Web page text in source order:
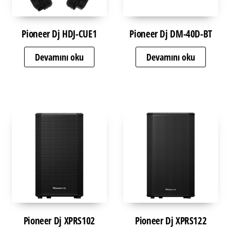
Pioneer Dj HDJ-CUE1
Devamını oku
Pioneer Dj DM-40D-BT
Devamını oku
Pioneer Dj XPRS102 Pioneer Dj XPRS122